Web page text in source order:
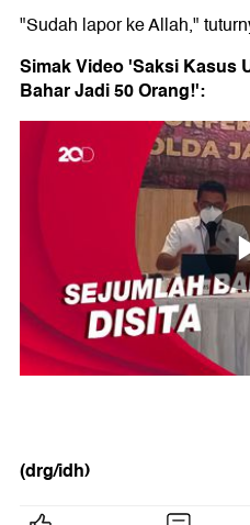
"Sudah lapor ke Allah,"
Simak Video 'Saksi Kasus
Bahar Jadi 50 Orang!':
(drg/idh)